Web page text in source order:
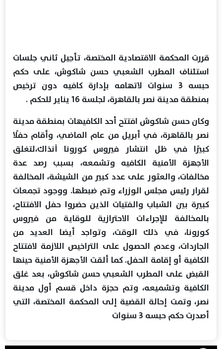
قررت المحكمة الاقتصادية المختصة، تأجيل ثاني جلسات
استئناف المطرب الشعبي حسن شاكوش، على حكم
حبسه 3 سنوات لاتهامه بإدارة كافيه دون ترخيص
بمنطقة مدينة نصر بالقاهرة، لجلسة 16 يناير للحكم .
وكان حسن شاكوش افتتح أحد الكافيهات بمنطقة مدينة
نصر بالقاهرة، في أبريل من عام الماضي، وأقام حفلًا
كبيرًا في ظل انتشار فيروس كورونا آنذاك،لتغلق
الأجهزة الأمنية الكافيه وتشمعه، بسبب رصد عدة
مخالفات، والعثور على عدد كبير من الشيشة، المخالفة
لقرار رئيس مجلس الوزراء وتم ضبطها. ووجود تجمعات
كبيرة بين الشباب والفتيات الذين حضروا حفل الافتتاح،
بالمخالفة للإجراءات الاحترازية للوقاية من فيروس
كورونا، في ذلك الوقت، وتواجد أيضا العديد من
الجاردات، وعدم الحصول على التراخيص اللازمة لافتتاح
الكافية أو إقامة الحفل. كما ألقت الأجهزة الأمنية حينها
القبض على المطرب الشعبي حسن شاكوش، بعد غلق
الكافية وتشميعه، وتم حجزة داخل قسم أول مدينة
نصر، وتمت إحالة القضية إلى المحكمة المختصة، التي
أصدرت حكم حبسه 3 سنوات